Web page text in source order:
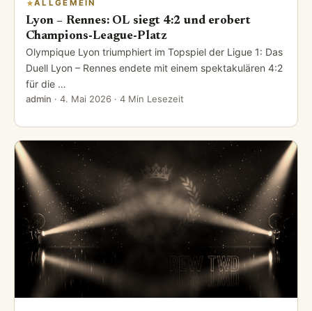
ALLGEMEIN
Lyon – Rennes: OL siegt 4:2 und erobert
Champions-League-Platz
Olympique Lyon triumphiert im Topspiel der Ligue 1: Das
Duell Lyon – Rennes endete mit einem spektakulären 4:2
für die …
admin · 4. Mai 2026 · 4 Min Lesezeit